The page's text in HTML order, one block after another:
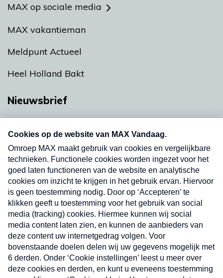
MAX op sociale media
MAX vakantieman
Meldpunt Actueel
Heel Holland Bakt
Nieuwsbrief
nieuwsbrief. Elke vrijdag- en dinsdagochtend in
uw mailbox.
Verzend
Nieuwsbrief